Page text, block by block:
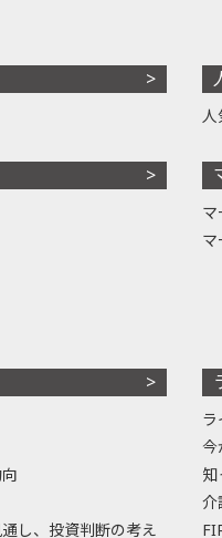
し、投資判断の考え
今
介